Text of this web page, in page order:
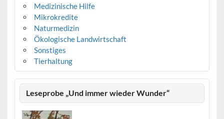
Medizinische Hilfe
Mikrokredite
Naturmedizin
Ökologische Landwirtschaft
Sonstiges
Tierhaltung
Leseprobe „Und immer wieder Wunder“